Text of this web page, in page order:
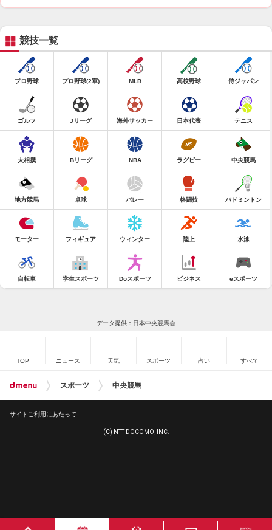
競技一覧
プロ野球 プロ野球(2軍) MLB 高校野球 侍ジャパン
ゴルフ Jリーグ 海外サッカー 日本代表 テニス
大相撲 Bリーグ NBA ラグビー 中央競馬
地方競馬 卓球 バレー 格闘技 バドミントン
モーター フィギュア ウィンター 陸上 水泳
自転車 学生スポーツ Doスポーツ ビジネス eスポーツ
データ提供：日本中央競馬会
TOP ニュース 天気 スポーツ 占い すべて
スポーツ 中央競馬
サイトご利用にあたって
(C) NTT DOCOMO, INC.